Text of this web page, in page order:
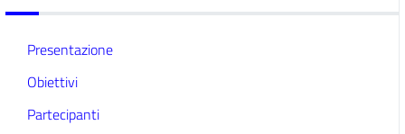
Presentazione
Obiettivi
Partecipanti